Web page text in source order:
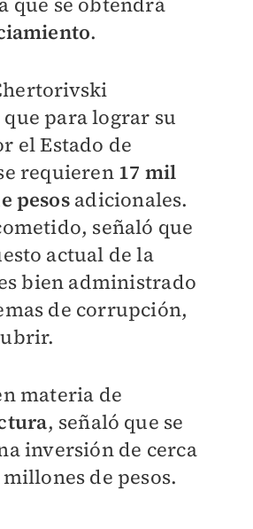
.
para lograr su
el Estado de
requieren 17 mil
pesosadicionales.
señaló que
actual de la
bien administrado
de corrupción,
materia de
, señaló que se
inversión de cerca
de pesos.